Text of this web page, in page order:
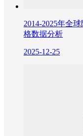
2014-2025年全
格数据分析
2025-12-25